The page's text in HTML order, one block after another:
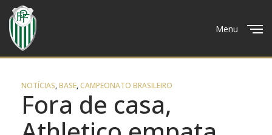
Menu
NOTÍCIAS,BASE,CAMPEONATO BRASILEIRO
Fora de casa,